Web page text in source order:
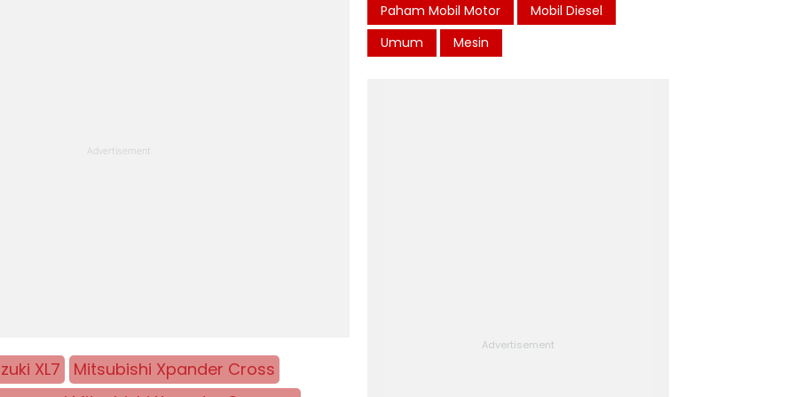
XL7
Mitsubishi Xpander Cross
Paham Mobil Motor
Mobil Diesel
Umum
Mesin